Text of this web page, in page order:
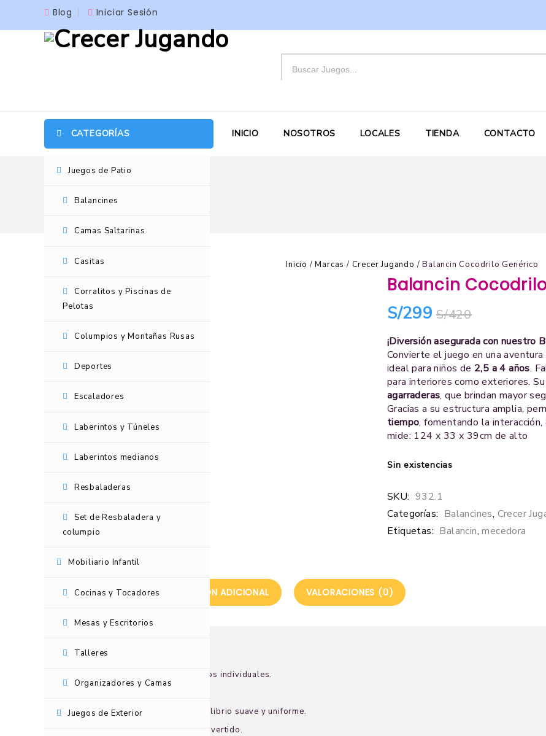
Blog Iniciar Sesión
CATEGORÍAS
Juegos de Patio
Balancines
Camas Saltarinas
Casitas
Corralitos y Piscinas de
Pelotas
Columpios y Montañas Rusas
Deportes
Escaladores
Laberintos y Túneles
Laberintos medianos
Resbaladeras
Set de Resbaladera y
columpio
Mobiliario Infantil
Cocinas y Tocadores
Mesas y Escritorios
Talleres
Organizadores y Camas
Juegos de Exterior
INICIO NOSOTROS LOCALES TIENDA CONTACTO
Inicio /Marcas / Crecer Jugando /Balancin Cocodrilo Genérico
Balancin
S/420
S/299
¡Diversión asegurada con nuestro
Convierte el juego en una
ideal para niños de 2,5 a 4 años.
para interiores como exteriores.
agarraderas, que brindan mayor
Gracias a su estructura amplia,
tiempo, fomentando la
mide: 124 x 33 x 39cm de alto
Sin existencias
SKU: 932.1
Categorías: Balancines, Crecer
Etiquetas: Balancin,mecedora
DESCRIPCIÓN INFORMACIÓN ADICIONAL VALORACIONES (0)
Características
Balancín temático con tres asientos individuales.
Base curva, que garantiza un equilibrio suave y uniforme.
Los ojos realistas que lo hacen divertido.